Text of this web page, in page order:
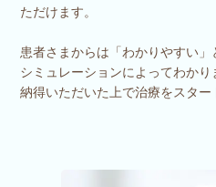
ただけます。
患者さまからは「わかりやすい
シミュレーションによってわか
納得いただいた上で治療をスター